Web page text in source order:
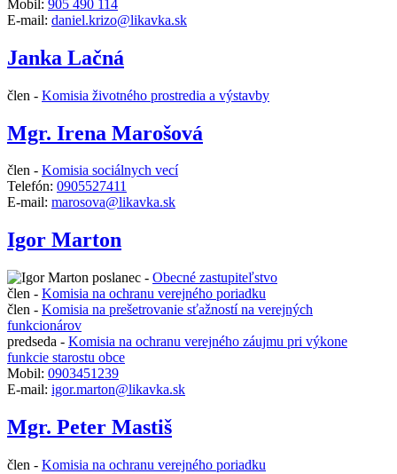
Mobil: 905 490 114
E-mail: daniel.krizo@likavka.sk
Janka Lačná
člen - Komisia životného prostredia a výstavby
Mgr. Irena Marošová
člen - Komisia sociálnych vecí
Telefón: 0905527411
E-mail: marosova@likavka.sk
Igor Marton
poslanec - Obecné zastupiteľstvo
člen - Komisia na ochranu verejného poriadku
člen - Komisia na prešetrovanie sťažností na verejných
funkcionárov
predseda - Komisia na ochranu verejného záujmu pri výkone
funkcie starostu obce
Mobil: 0903451239
E-mail: igor.marton@likavka.sk
Mgr. Peter Mastiš
člen - Komisia na ochranu verejného poriadku